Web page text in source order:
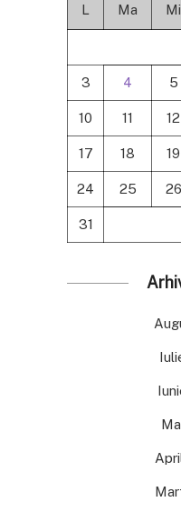
L Ma Mi
3 4 5
10 11 12
17 18 19
24 25 26
31